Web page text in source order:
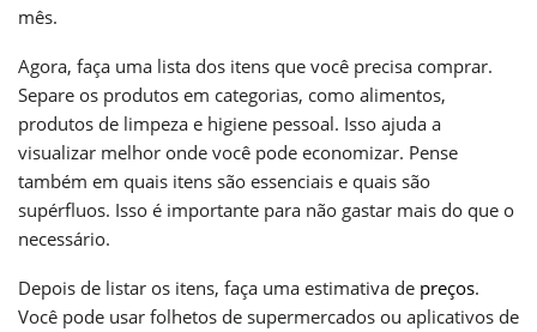
mês.
Agora, faça uma lista dos itens que você precisa comprar.
Separe os produtos em categorias, como alimentos,
produtos de limpeza e higiene pessoal. Isso ajuda a
visualizar melhor onde você pode economizar. Pense
também em quais itens são essenciais e quais são
supérfluos. Isso é importante para não gastar mais do que o
necessário.
Depois de listar os itens, faça uma estimativa de preços.
Você pode usar folhetos de supermercados ou aplicativos de